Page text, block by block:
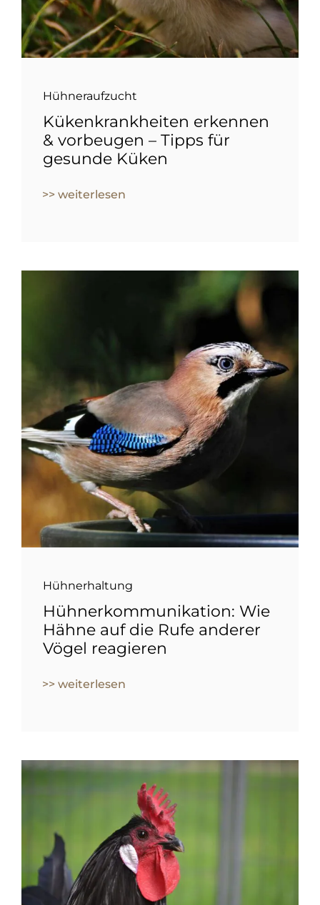
Hühneraufzucht
Kükenkrankheiten erkennen
& vorbeugen – Tipps für
gesunde Küken
>> weiterlesen
Hühnerhaltung
Hühnerkommunikation: Wie
Hähne auf die Rufe anderer
Vögel reagieren
>> weiterlesen